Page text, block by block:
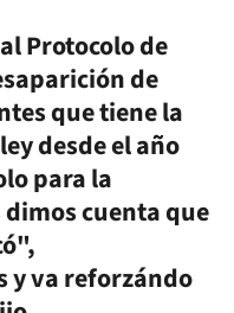
Protocolo de
de
que tiene la
desde el año
para la
cuenta que
y va reforzándo